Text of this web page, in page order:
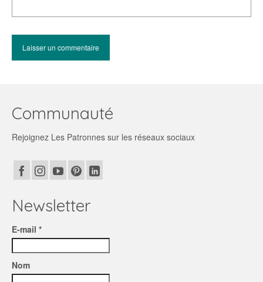
Communauté
Rejoignez Les Patronnes sur les réseaux sociaux
Newsletter
E-mail *
Nom